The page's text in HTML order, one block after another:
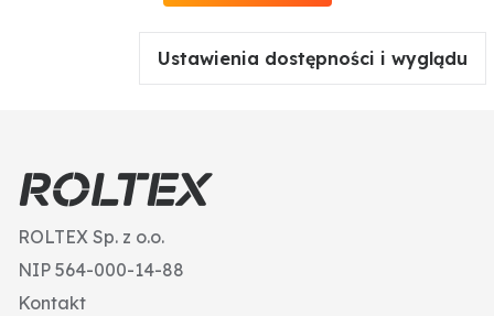
Ustawienia dostępności i wyglądu
ROLTEX Sp. z o.o.
NIP 564-000-14-88
Kontakt